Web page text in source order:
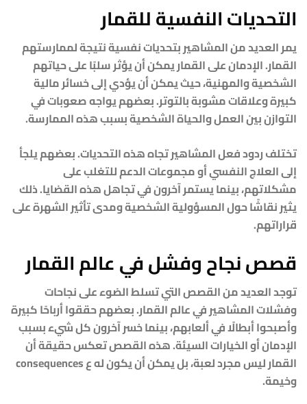
التحديات النفسية للقمار
يمر العديد من المشاهير بتحديات نفسية نتيجة لممارستهم
القمار. الإدمان على القمار يمكن أن يؤثر سلبًا على حياتهم
الشخصية والمهنية، حيث يمكن أن يؤدي إلى خسائر مالية
كبيرة وعلاقات مشوبة بالتوتر. بعضهم يواجه صعوبات في
التوازن بين العمل والحياة الشخصية بسبب هذه الممارسة.
تختلف ردود فعل المشاهير تجاه هذه التحديات. بعضهم يلجأ
إلى العلاج النفسي أو مجموعات الدعم للتغلب على
مشكلاتهم، بينما يستمر آخرون في تجاهل هذه القضايا. ذلك
يثير نقاشًا حول المسؤولية الشخصية ومدى تأثير الشهرة على
قراراتهم.
قصص نجاح وفشل في عالم القمار
توجد العديد من القصص التي تسلط الضوء على نجاحات
وفشلات المشاهير في عالم القمار. بعضهم حققوا أرباحًا كبيرة
وأصبحوا أبطالًا في ألعابهم، بينما خسر آخرون كل شيء بسبب
الإدمان أو الخيارات السيئة. هذه القصص تعكس حقيقة أن
القمار ليس مجرد لعبة، بل يمكن أن يكون له ع consequences
وخيمة.